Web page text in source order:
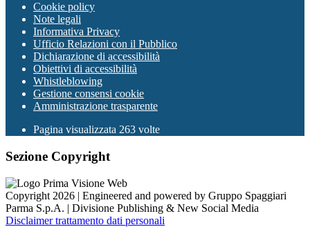
Cookie policy
Note legali
Informativa Privacy
Ufficio Relazioni con il Pubblico
Dichiarazione di accessibilità
Obiettivi di accessibilità
Whistleblowing
Gestione consensi cookie
Amministrazione trasparente
Pagina visualizzata 263 volte
Sezione Copyright
Copyright 2026 | Engineered and powered by Gruppo Spaggiari
Parma S.p.A. | Divisione Publishing & New Social Media
Disclaimer trattamento dati personali